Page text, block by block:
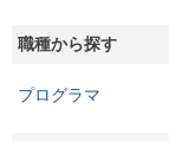
職種から探す
プログラマ